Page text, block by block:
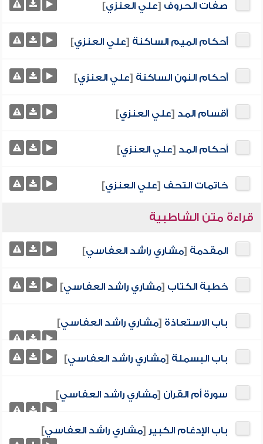
صفات الحروف [علي العنزي]
أحكام الميم الساكنة [علي العنزي]
أحكام النون الساكنة [علي العنزي]
أقسام المد [علي العنزي]
أحكام المد [علي العنزي]
خاتمات التحف [علي العنزي]
قراءة متن الشاطبية
المقدمة [مشاري راشد العفاسي]
خطبة الكتاب [مشاري راشد العفاسي]
باب الاستعاذة [مشاري راشد العفاسي]
باب البسملة [مشاري راشد العفاسي]
سورة أم القرآن [مشاري راشد العفاسي]
باب الإدغام الكبير [مشاري راشد العفاسي]